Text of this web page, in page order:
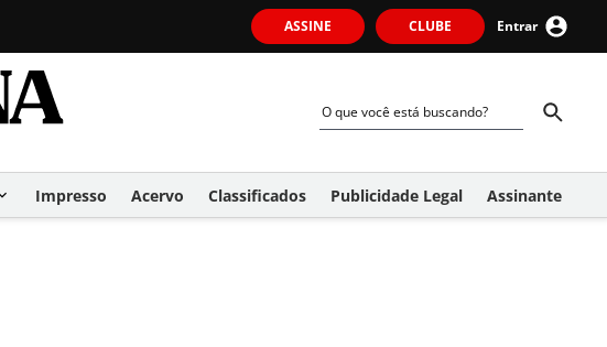
ASSINE CLUBE Entrar
Impresso Acervo Classificados Publicidade Legal Assinante